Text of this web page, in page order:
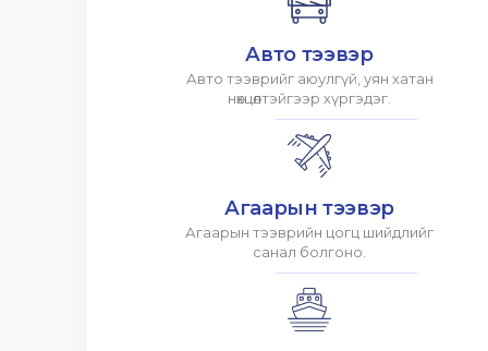
Авто тээвэр
Авто тээврийг аюулгүй, уян хатан
нөхцөлтэйгээр хүргэдэг.
Агаарын тээвэр
Агаарын тээврийн цогц шийдлийг
санал болгоно.